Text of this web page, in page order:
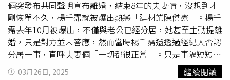
舉動，讓李燕每次和牠短暫分開都難掩不捨，她笑說：「有
次有一檔戲要去拍，要把牠送去我弟那邊，我想要跟牠分
開，我就開始哭了。」也因為對毛孩的愛，李燕透露目前也
正籌備換屋計畫，未來希望能搬進有大露臺的家，讓寶貝們
能有更寬敞的空間自在奔跑。
倆突發布共同聲明宣布離婚，結束8年的夫妻情，沒想到才
剛恢單不久，楊千霈就被爆出熱戀「建材業陳傑憲」。楊千
霈去年10月被爆出，不僅與老公已經分居，她甚至主動提離
婚，只是對方並未答應，然而當時楊千霈還透過經紀人否認
分居一事，直呼夫妻倆「一切都很正常」。只是事隔短短3
個月，楊千霈便證實「去年」就已離婚，看來外界傳聞並非
03月26日, 2025 繼續閱讀